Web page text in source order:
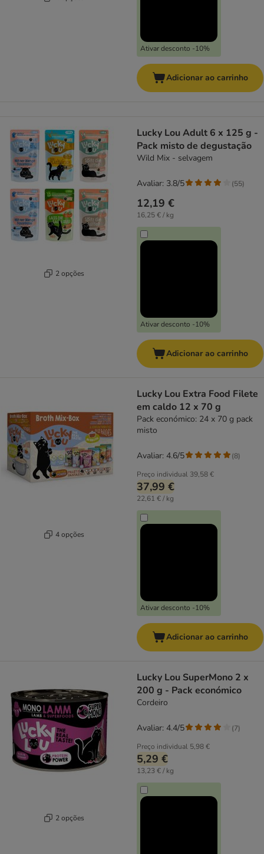
Ativar desconto -10%
Adicionar ao carrinho
2 opções
Lucky Lou Adult 6 x 125 g -
Pack misto de degustação
Wild Mix - selvagem
12,19 €
16,25 € / kg
Ativar desconto -10%
Avaliar: 3.8/5 (55)
Adicionar ao carrinho
4 opções
Lucky Lou Extra Food Filete
em caldo 12 x 70 g
Pack económico: 24 x 70 g pack
misto
Preço individual 39,58 €
37,99 €
22,61 € / kg
Ativar desconto -10%
Avaliar: 4.6/5 (8)
Adicionar ao carrinho
2 opções
Lucky Lou SuperMono 2 x
200 g - Pack económico
Cordeiro
Preço individual 5,98 €
5,29 €
13,23 € / kg
Avaliar: 4.4/5 (7)